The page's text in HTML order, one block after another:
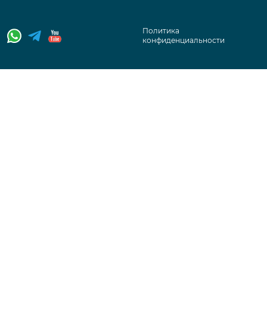
Политика
конфиденциальности